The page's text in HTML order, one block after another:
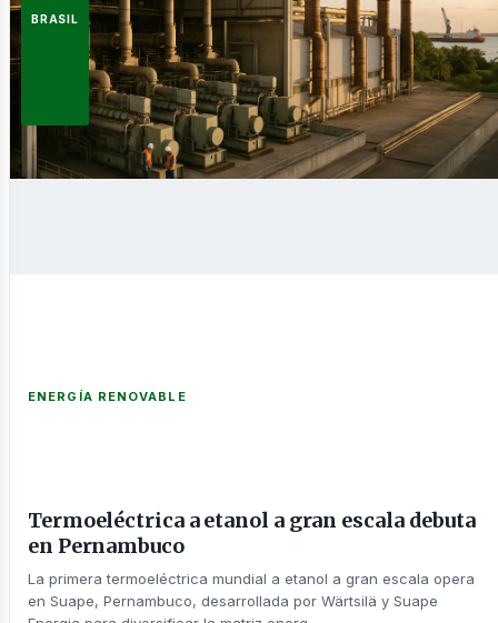
BRASIL
ENERGÍA RENOVABLE
Termoeléctrica a etanol a gran escala debuta
en Pernambuco
La primera termoeléctrica mundial a etanol a gran escala opera
en Suape, Pernambuco, desarrollada por Wärtsilä y Suape